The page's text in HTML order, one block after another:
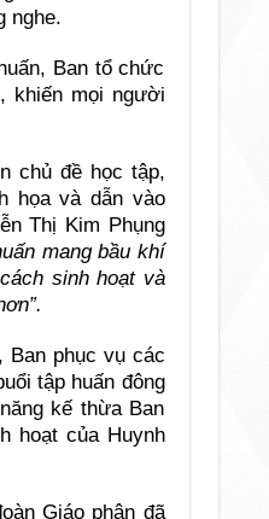
nghe.
Ban tổ chức
khiến mọi người
chủ đề học tập,
họa và dẫn vào
Thị Kim Phụng
mang bầu khí
sinh hoạt và
Ban phục vụ các
tập huấn đông
kế thừa Ban
hoạt của Huynh
Giáo phận đã